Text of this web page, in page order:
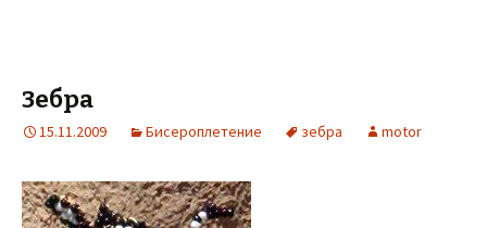
Зебра
15.11.2009 Бисероплетение зебра motor